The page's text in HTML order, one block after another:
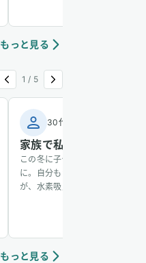
もっと見る
1 / 5
30代
家族で私だけ風邪をひか
この冬に子供が風邪をひき、そ
に。自分もかかるかなと思って
が、水素吸入をしているおかげ
もっと見る